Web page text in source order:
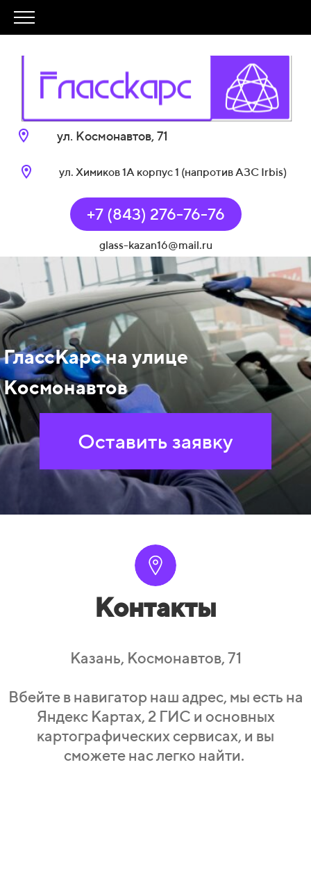
ул. Космонавтов, 71
ул. Химиков 1А корпус 1 (напротив АЗС Irbis)
+7 (843) 276-76-76
glass-kazan16@mail.ru
ГлассКарс на улице
Космонавтов
Оставить заявку
Контакты
Казань, Космонавтов, 71
Вбейте в навигатор наш адрес, мы есть на
Яндекс Картах, 2 ГИС и основных
картографических сервисах, и вы
сможете нас легко найти.